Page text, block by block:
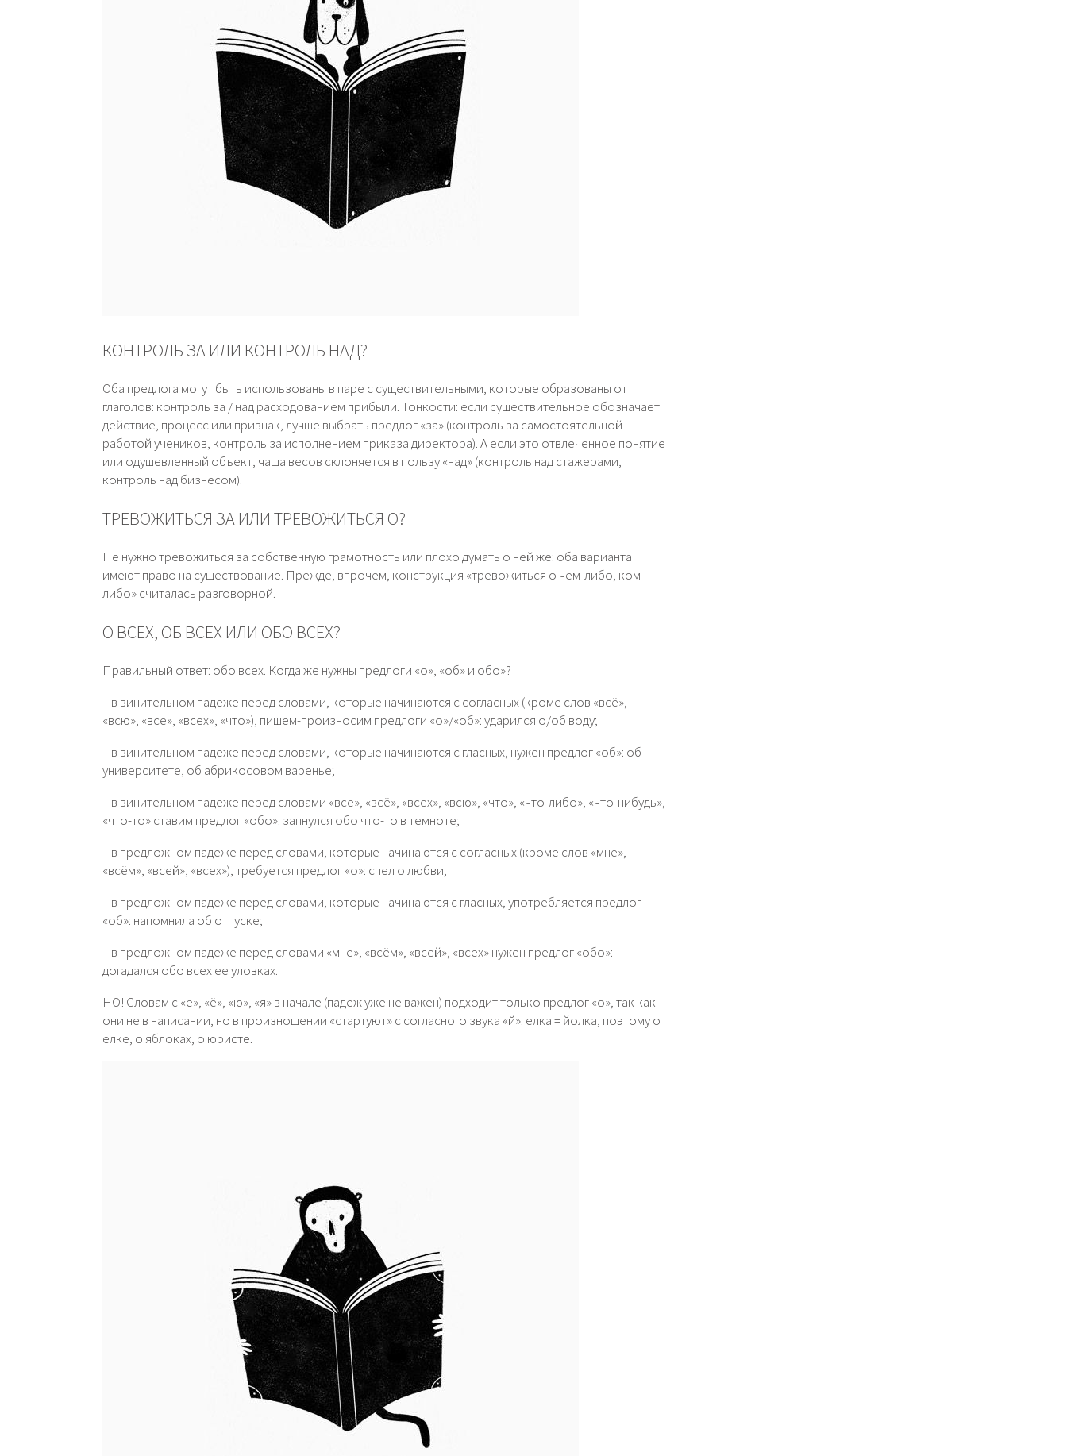
КОНТРОЛЬ ЗА ИЛИ КОНТРОЛЬ НАД?
Оба предлога могут быть использованы в паре с существительными, которые образованы от
глаголов: контроль за / над расходованием прибыли. Тонкости: если существительное обозначает
действие, процесс или признак, лучше выбрать предлог «за» (контроль за самостоятельной
работой учеников, контроль за исполнением приказа директора). А если это отвлеченное понятие
или одушевленный объект, чаша весов склоняется в пользу «над» (контроль над стажерами,
контроль над бизнесом).
ТРЕВОЖИТЬСЯ ЗА ИЛИ ТРЕВОЖИТЬСЯ О?
Не нужно тревожиться за собственную грамотность или плохо думать о ней же: оба варианта
имеют право на существование. Прежде, впрочем, конструкция «тревожиться о чем-либо, ком-
либо» считалась разговорной.
О ВСЕХ, ОБ ВСЕХ ИЛИ ОБО ВСЕХ?
Правильный ответ: обо всех. Когда же нужны предлоги «о», «об» и обо»?
– в винительном падеже перед словами, которые начинаются с согласных (кроме слов «всё»,
«всю», «все», «всех», «что»), пишем-произносим предлоги «о»/«об»: ударился о/об воду;
– в винительном падеже перед словами, которые начинаются с гласных, нужен предлог «об»: об
университете, об абрикосовом варенье;
– в винительном падеже перед словами «все», «всё», «всех», «всю», «что», «что-либо», «что-нибудь»,
«что-то» ставим предлог «обо»: запнулся обо что-то в темноте;
– в предложном падеже перед словами, которые начинаются с согласных (кроме слов «мне»,
«всём», «всей», «всех»), требуется предлог «о»: спел о любви;
– в предложном падеже перед словами, которые начинаются с гласных, употребляется предлог
«об»: напомнила об отпуске;
– в предложном падеже перед словами «мне», «всём», «всей», «всех» нужен предлог «обо»:
догадался обо всех ее уловках.
НО! Словам с «е», «ё», «ю», «я» в начале (падеж уже не важен) подходит только предлог «о», так как
они не в написании, но в произношении «стартуют» с согласного звука «й»: елка = йолка, поэтому о
елке, о яблоках, о юристе.